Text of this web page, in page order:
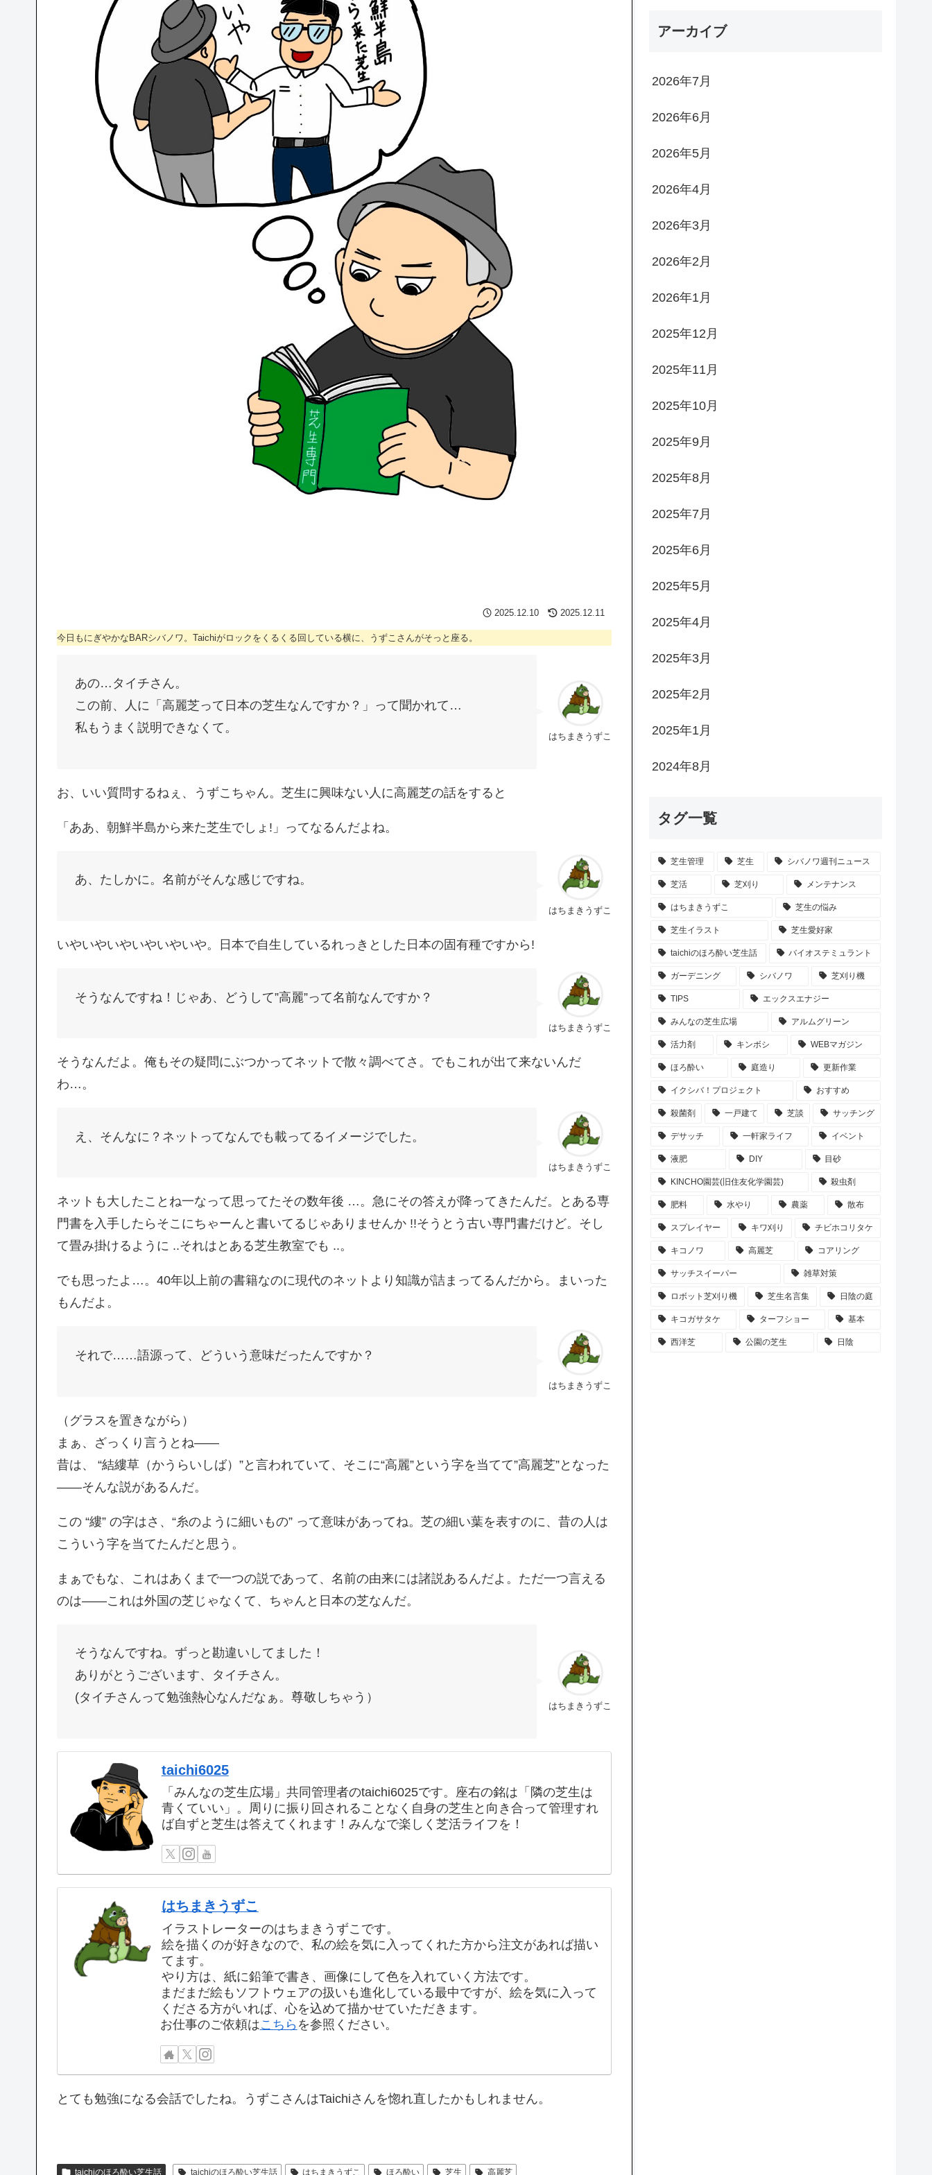
2025.12.10 2025.12.11
今日もにぎやかなBARシバノワ。Taichiがロックをくるくる回している横に、うずこさんがそっと座る。
はちまきうずこ
あの…タイチさん。
この前、人に「高麗芝って日本の芝生なんですか？」って聞かれて…
私もうまく説明できなくて。
お、いい質問するねぇ、うずこちゃん。芝生に興味ない人に高麗芝の話をすると
「ああ、朝鮮半島から来た芝生でしょ!」ってなるんだよね。
はちまきうずこ
あ、たしかに。名前がそんな感じですね。
いやいやいやいやいやいや。日本で自生しているれっきとした日本の固有種ですから!
はちまきうずこ
そうなんですね！じゃあ、どうして”高麗”って名前なんですか？
そうなんだよ。俺もその疑問にぶつかってネットで散々調べてさ。でもこれが出て来ないんだ
わ…。
はちまきうずこ
え、そんなに？ネットってなんでも載ってるイメージでした。
ネットも大したことね一なって思ってたその数年後 …。急にその答えが降ってきたんだ。とある専
門書を入手したらそこにちゃーんと書いてるじゃありませんか !!そうとう古い専門書だけど。そし
て畳み掛けるように ..それはとある芝生教室でも ..。
でも思ったよ…。40年以上前の書籍なのに現代のネットより知識が詰まってるんだから。まいった
もんだよ。
はちまきうずこ
それで……語源って、どういう意味だったんですか？
（グラスを置きながら）
まぁ、ざっくり言うとね——
昔は、 “結縷草（かうらいしば）”と言われていて、そこに“高麗”という字を当てて”高麗芝”となった
——そんな説があるんだ。
この “縷” の字はさ、“糸のように細いもの” って意味があってね。芝の細い葉を表すのに、昔の人は
こういう字を当てたんだと思う。
まぁでもな、これはあくまで一つの説であって、名前の由来には諸説あるんだよ。ただ一つ言える
のは——これは外国の芝じゃなくて、ちゃんと日本の芝なんだ。
はちまきうずこ
そうなんですね。ずっと勘違いしてました！
ありがとうございます、タイチさん。
(タイチさんって勉強熱心なんだなぁ。尊敬しちゃう）
taichi6025
「みんなの芝生広場」共同管理者のtaichi6025です。座右の銘は「隣の芝生は
青くていい」。周りに振り回されることなく自身の芝生と向き合って管理すれ
ば自ずと芝生は答えてくれます！みんなで楽しく芝活ライフを！
はちまきうずこ
イラストレーターのはちまきうずこです。
絵を描くのが好きなので、私の絵を気に入ってくれた方から注文があれば描い
てます。
やり方は、紙に鉛筆で書き、画像にして色を入れていく方法です。
まだまだ絵もソフトウェアの扱いも進化している最中ですが、絵を気に入って
くださる方がいれば、心を込めて描かせていただきます。
お仕事のご依頼はこちら を参照ください。
とても勉強になる会話でしたね。うずこさんはTaichiさんを惚れ直したかもしれません。
taichiのほろ酔い芝生話 taichiのほろ酔い芝生話 はちまきうずこ ほろ酔い 芝生 高麗芝
アーカイブ
2026年7月
2026年6月
2026年5月
2026年4月
2026年3月
2026年2月
2026年1月
2025年12月
2025年11月
2025年10月
2025年9月
2025年8月
2025年7月
2025年6月
2025年5月
2025年4月
2025年3月
2025年2月
2025年1月
2024年8月
タグ一覧
芝生管理 芝生 シバノワ週刊ニュース
芝活 芝刈り メンテナンス
はちまきうずこ 芝生の悩み
芝生イラスト 芝生愛好家
taichiのほろ酔い芝生話 バイオステミュラント
ガーデニング シバノワ 芝刈り機
TIPS エックスエナジー
みんなの芝生広場 アルムグリーン
活力剤 キンボシ WEBマガジン
ほろ酔い 庭造り 更新作業
イクシバ！プロジェクト おすすめ
殺菌剤 一戸建て 芝談 サッチング
デサッチ 一軒家ライフ イベント
液肥 DIY 目砂
KINCHO園芸(旧住友化学園芸) 殺虫剤
肥料 水やり 農薬 散布
スプレイヤー キワ刈り チビホコリタケ
キコノワ 高麗芝 コアリング
サッチスイーパー 雑草対策
ロボット芝刈り機 芝生名言集 日陰の庭
キコガサタケ ターフショー 基本
西洋芝 公園の芝生 日陰